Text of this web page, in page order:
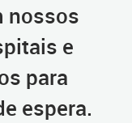
nossos
e
para
espera.